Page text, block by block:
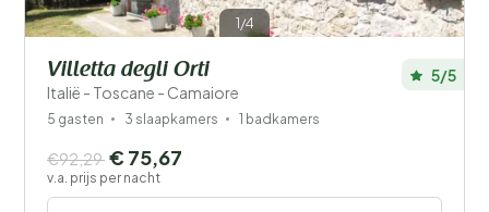
1/4
Villetta degli Orti
Italië - Toscane - Camaiore
5/5
5 gasten 3 slaapkamers 1 badkamers
€92,29 € 75,67
v.a. prijs per nacht